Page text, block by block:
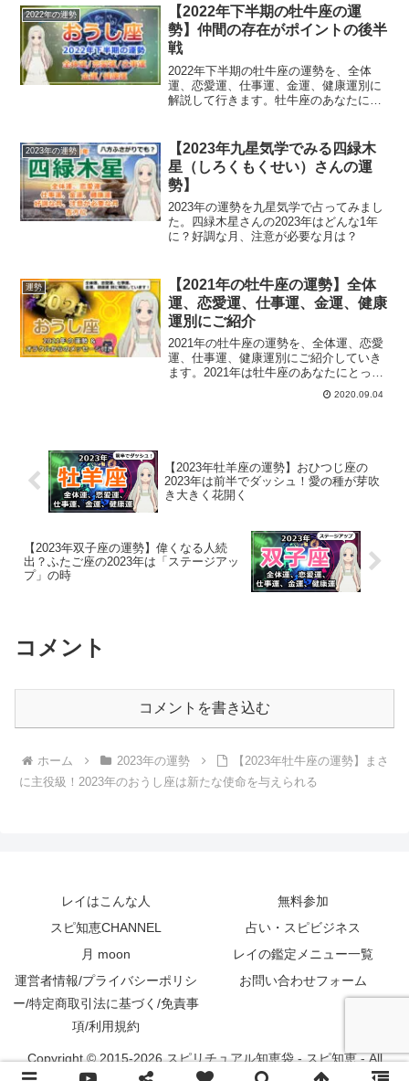
2022年の運勢
【2022年下半期の牡牛座の運
勢】仲間の存在がポイントの後半
戦
2022年下半期の牡牛座の運勢を、全体
運、恋愛運、仕事運、金運、健康運別に
解説して行きます。牡牛座のあなたにと
2023年の運勢
【2023年九星気学でみる四緑木
星（しろくもくせい）さんの運
勢】
2023年の運勢を九星気学で占ってみまし
た。四緑木星さんの2023年はどんな1年
に？好調な月、注意が必要な月は？
運勢
【2021年の牡牛座の運勢】全体
運、恋愛運、仕事運、金運、健康
運別にご紹介
2021年の牡牛座の運勢を、全体運、恋愛
運、仕事運、健康運別にご紹介していき
ます。2021年は牡牛座のあなたにとって
どんな1年になるでしょうか？西洋占星術
2020.09.04
【2023年牡羊座の運勢】おひつじ座の
2023年は前半でダッシュ！愛の種が芽吹
き大きく花開く
【2023年双子座の運勢】偉くなる人続
出？ふたご座の2023年は「ステージアッ
プ」の時
コメント
コメントを書き込む
ホーム 2023年の運勢
【2023年牡牛座の運勢】まさ
に主役級！2023年のおうし座は新たな使命を与えられる
レイはこんな人
無料参加
スピ知恵CHANNEL
占い・スピビジネス
月 moon
レイの鑑定メニュー一覧
運営者情報/プライバシーポリシ
ー/特定商取引法に基づく/免責事
項/利用規約
お問い合わせフォーム
Copyright © 2015-2026 スピリチュアル知恵袋 - スピ知恵 - All